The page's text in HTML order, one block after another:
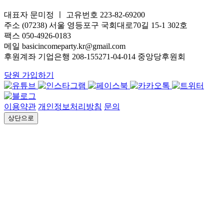
대표자 문미정 ㅣ 고유번호 223-82-69200
주소 (07238) 서울 영등포구 국회대로70길 15-1 302호
팩스 050-4926-0183
메일 basicincomeparty.kr@gmail.com
후원계좌 기업은행 208-155271-04-014 중앙당후원회
당원 가입하기
이용약관 개인정보처리방침 문의
상단으로